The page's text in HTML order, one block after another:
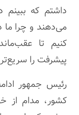
داشتم که ببینم
می‌دهند و چرا
کنیم تا
پیشرفت را
رئیس جمهور
کشور، مدام از